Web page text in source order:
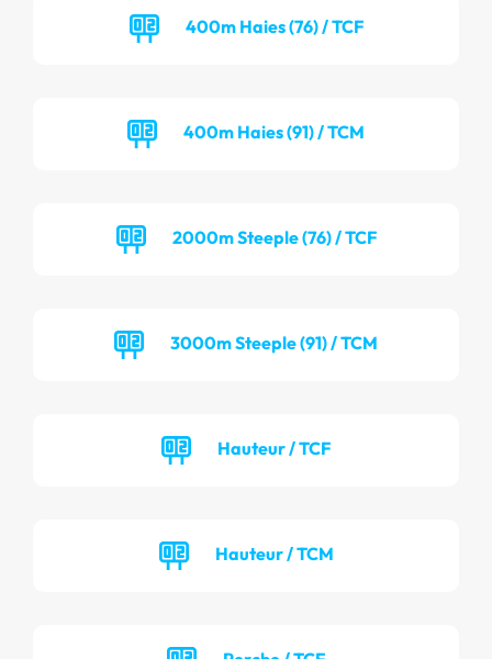
400m Haies (76) / TCF
400m Haies (91) / TCM
2000m Steeple (76) / TCF
3000m Steeple (91) / TCM
Hauteur / TCF
Hauteur / TCM